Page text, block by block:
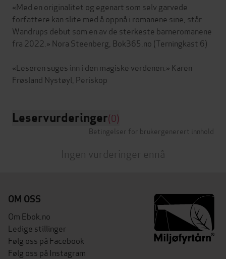
«Med en originalitet og egenart som selv garvede
forfattere kan slite med å oppnå i romanene sine, står
Wandrups debut som en av de sterkeste barneromanene
fra 2022.» Nora Steenberg, Bok365.no (Terningkast 6)
«Leseren suges inn i den magiske verdenen.» Karen
Leservurderinger(0)
Betingelser for brukergenerert innhold
Ingen vurderinger ennå
OM OSS
Om Ebok.no
Ledige stillinger
Følg oss på Facebook
Følg oss på Instagram